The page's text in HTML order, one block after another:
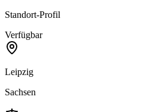
Standort-Profil
Verfügbar
Leipzig
Sachsen